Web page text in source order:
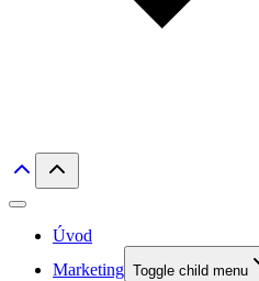
Úvod
Marketing Toggle child menu